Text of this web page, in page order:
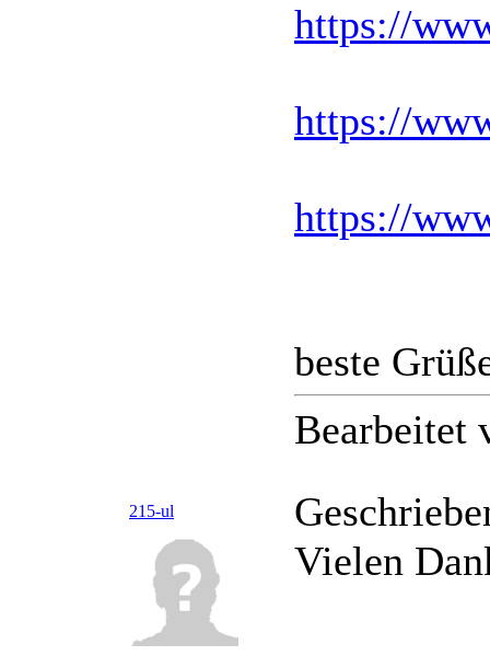
https://
https://
https://
beste
Bearbeitet
215-ul
Vielen